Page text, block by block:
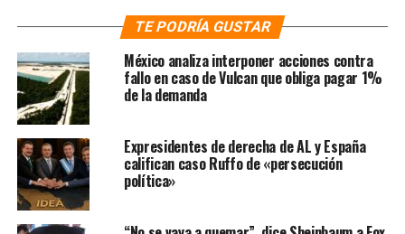
campaña a través de su grupo ‘Amigos de Fox’ y que
habría llegado por vía de Jorge Castañeda, y cuya
actuaciones no fueron investigadas por el entonces
Instituto Federal Electoral (IFE) de José Woldenberg,
pese a las peticiones de algunos consejeros electorales,
la presidenta destacó lo más importante de ese
momento es la afinidad ideológica que mostraban con la
ultraderecha estadounidense y los involucrados en esa
trama.
TE PODRÍA GUSTAR
México analiza interponer acciones contra
fallo en caso de Vulcan que obliga pagar 1%
de la demanda
Expresidentes de derecha de AL y España
califican caso Ruffo de «persecución
política»